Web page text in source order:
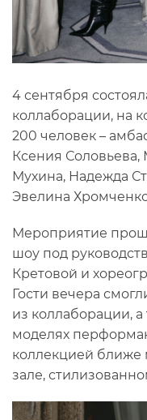
4 сентября
коллаборации, на
200 человек –
Ксения Соловьева,
Мухина, Надежда
Эвелина
Мероприятие
шоу под
Кретовой и
Гости вечера
из коллаборации,
моделях
коллекцией ближе
зале,